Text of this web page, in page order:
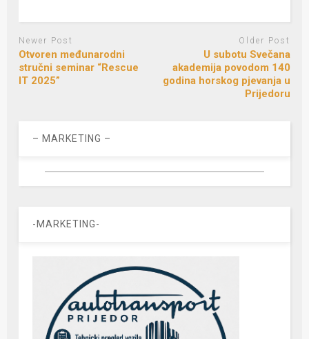
Newer Post
Otvoren međunarodni
stručni seminar “Rescue
IT 2025”
Older Post
U subotu Svečana
akademija povodom 140
godina horskog pjevanja u
Prijedoru
– MARKETING –
-MARKETING-